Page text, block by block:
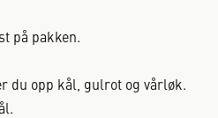
på pakken.
du opp kål, gulrot og vårløk.